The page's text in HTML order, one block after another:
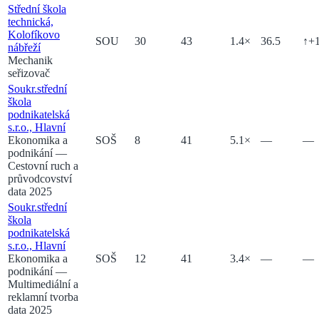
Střední škola
technická,
Kolofíkovo
nábřeží
Mechanik
seřizovač
SOU 30 43 1.4× 36.5 ↑+
Soukr.střední
škola
podnikatelská
s.r.o., Hlavní
Ekonomika a
podnikání—
Cestovní ruch a
průvodcovství
data 2025
SOŠ 8 41 5.1 × — —
Soukr.střední
škola
podnikatelská
s.r.o., Hlavní
Ekonomika a
podnikání—
Multimediální a
reklamní tvorba
data 2025
SOŠ 12 41 3.4× — —